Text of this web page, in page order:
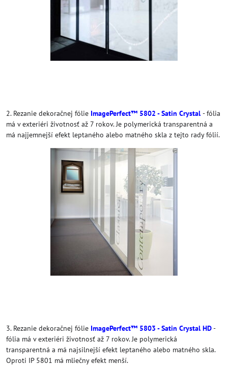
2. Rezanie dekoračnej fólie ImagePerfect™ 5802 - Satin Crystal - fólia
má v exteriéri životnosť až 7 rokov. Je polymerická transparentná a
má najjemnejší efekt leptaného alebo matného skla z tejto rady fólií.
3. Rezanie dekoračnej fólie ImagePerfect™ 5803 - Satin Crystal HD-
fólia má v exteriéri životnosť až 7 rokov. Je polymerická
transparentná a má najsilnejší efekt leptaného alebo matného skla.
Oproti IP 5801 má mliečny efekt menší.